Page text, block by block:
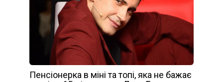
Пенсіонерка в міні та топі, яка не бажає